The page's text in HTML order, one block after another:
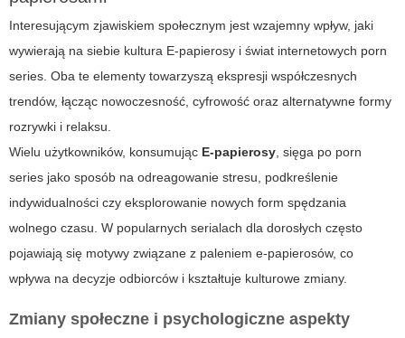
Interesującym zjawiskiem społecznym jest wzajemny wpływ, jaki
wywierają na siebie kultura E-papierosy i świat internetowych porn
series. Oba te elementy towarzyszą ekspresji współczesnych
trendów, łącząc nowoczesność, cyfrowość oraz alternatywne formy
rozrywki i relaksu.
Wielu użytkowników, konsumując E-papierosy, sięga po porn
series jako sposób na odreagowanie stresu, podkreślenie
indywidualności czy eksplorowanie nowych form spędzania
wolnego czasu. W popularnych serialach dla dorosłych często
pojawiają się motywy związane z paleniem e-papierosów, co
wpływa na decyzje odbiorców i kształtuje kulturowe zmiany.
Zmiany społeczne i psychologiczne aspekty